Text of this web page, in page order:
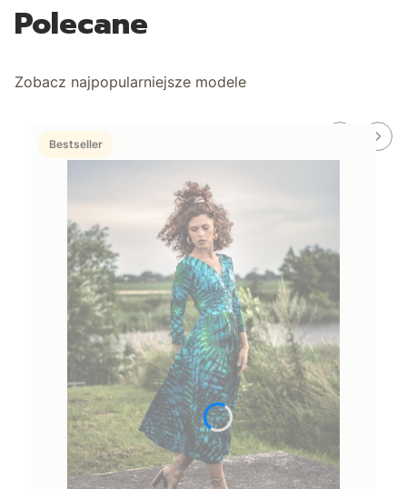
Polecane
Zobacz najpopularniejsze modele
Bestseller